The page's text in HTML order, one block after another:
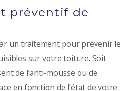
préventif de
un traitement pour prévenir le
sur votre toiture. Soit
de l’anti-mousse ou de
en fonction de l’état de votre